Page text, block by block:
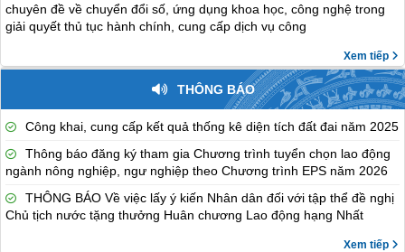
chuyên đề về chuyển đổi số, ứng dụng khoa học, công nghệ trong
giải quyết thủ tục hành chính, cung cấp dịch vụ công
Xem tiếp
THÔNG BÁO
Công khai, cung cấp kết quả thống kê diện tích đất đai năm 2025
Thông báo đăng ký tham gia Chương trình tuyển chọn lao động
ngành nông nghiệp, ngư nghiệp theo Chương trình EPS năm 2026
THÔNG BÁO Về việc lấy ý kiến Nhân dân đối với tập thể đề nghị
Chủ tịch nước tặng thưởng Huân chương Lao động hạng Nhất
Xem tiếp